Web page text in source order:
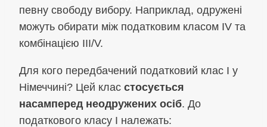
певну свободу вибору. Наприклад, одружені
можуть обирати між податковим класом IV та
комбінацією III/V.
Для кого передбачений податковий клас I у
Німеччині? Цей клас стосується
насамперед неодружених осіб. До
податкового класу I належать: